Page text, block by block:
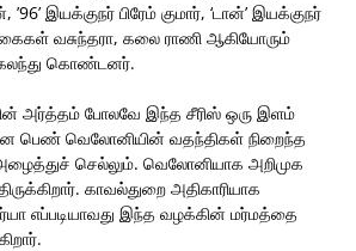
இயக்குநர் பிரேம் குமார், ‘டான்’ இயக்குநர்
வசுந்தரா, கலை ராணி ஆகியோரும்
கலந்து கொண்டனர்.
அர்த்தம் போலவே இந்த சீரிஸ் ஒரு இளம்
பெண் வெலோனியின் வதந்திகள் நிறைந்த
செல்லும். வெலோனியாக அறிமுக
காவல்துறை அதிகாரியாக
எப்படியாவது இந்த வழக்கின் மர்மத்தை